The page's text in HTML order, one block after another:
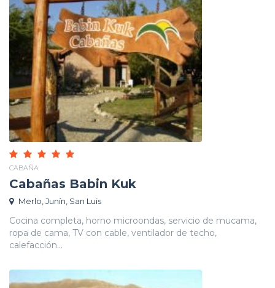
CABAÑA
Cabañas Babin Kuk
Merlo, Junín, San Luis
Cocina completa, horno microondas, servicio de mucama,
ropa de cama, TV con cable, ventilador de techo,
calefacción...